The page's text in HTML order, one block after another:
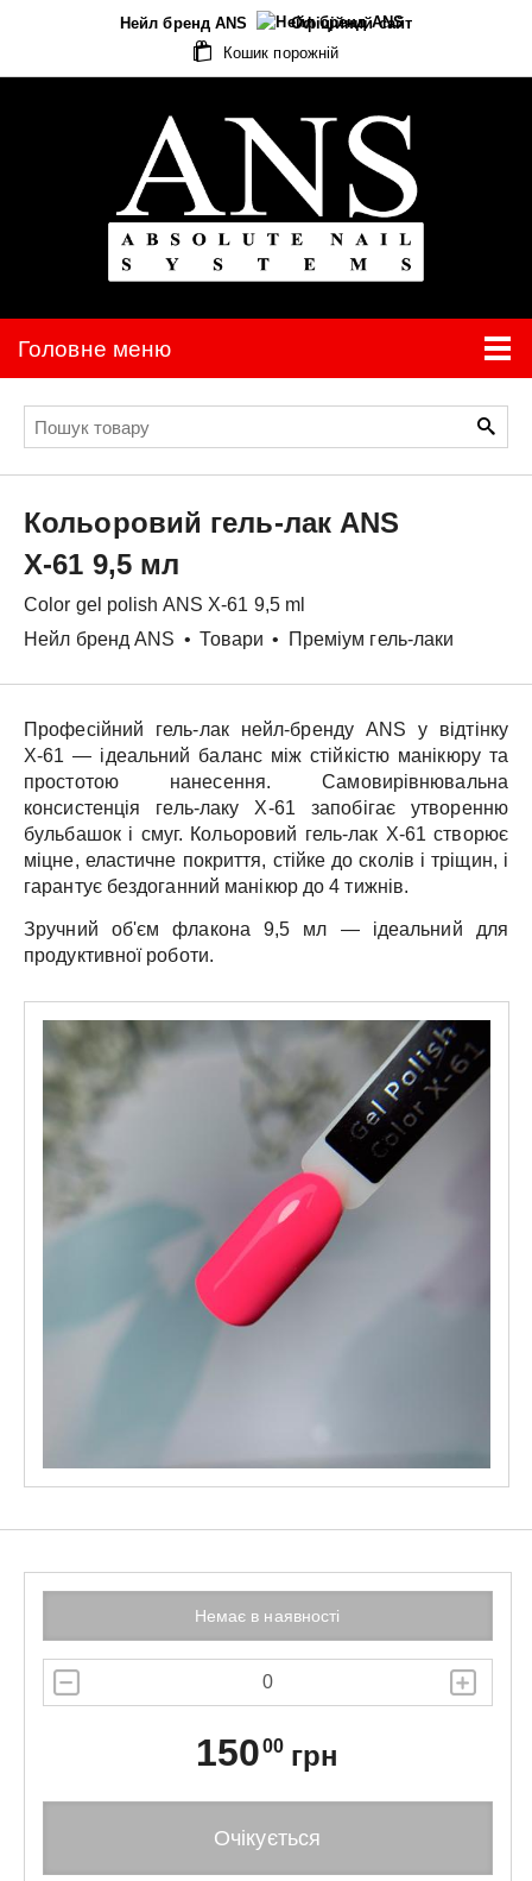
Нейл бренд ANS
Офіційний сайт
Кошик порожній
Головне меню
Кольоровий гель-лак ANS
X-61 9,5 мл
Color gel polish ANS X-61 9,5 ml
Нейл бренд ANS • Товари • Преміум гель-лаки
Професійний гель-лак нейл-бренду ANS у відтінку
X-61 — ідеальний баланс між стійкістю манікюру та
простотою нанесення. Самовирівнювальна
консистенція гель-лаку X-61 запобігає утворенню
бульбашок і смуг. Кольоровий гель-лак X-61 створює
міцне, еластичне покриття, стійке до сколів і тріщин, і
гарантує бездоганний манікюр до 4 тижнів.
Зручний об'єм флакона9,5 мл — ідеальний для
продуктивної роботи.
Немає в наявності
15000 грн
Очікується